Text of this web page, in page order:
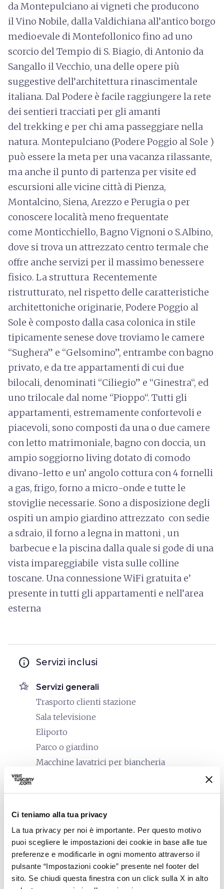
Ci teniamo alla tua privacy
La tua privacy per noi è importante. Per questo motivo
puoi scegliere le impostazioni dei cookie in base alle tue
preferenze e modificarle in ogni momento attraverso il
pulsante “Impostazioni cookie” presente nel footer del
sito. Se chiudi questa finestra con un click sulla X in alto
da Montepulciano ai vigneti che producono
il Vino Nobile, dalla Valdichiana all’antico borgo
medioevale di Montefollonico fino ad uno
scorcio del Tempio di S. Biagio, di Antonio da
Sangallo il Vecchio, una delle opere più
suggestive dell’architettura rinascimentale
italiana. Dal Podere è facile raggiungere la rete
dei sentieri tracciati per gli amanti
del trekking e per chi ama passeggiare nella
natura. Montepulciano (Podere Poggio al Sole )
può essere la meta per una vacanza rilassante,
ma anche il punto di partenza per visite ed
escursioni alle vicine città di Pienza,
Montalcino, Siena, Arezzo e Perugia o per
conoscere località meno frequentate
come Monticchiello, Bagno Vignoni o S.Albino,
dove si trova un attrezzato centro termale che
offre anche servizi per il massimo benessere
fisico. La struttura Recentemente
ristrutturato, nel rispetto delle caratteristiche
architettoniche originarie, Podere Poggio al
Sole è composto dalla casa colonica in stile
tipicamente senese dove troviamo le camere
“Sughera” e “Gelsomino”, entrambe con bagno
privato, e da tre appartamenti di cui due
bilocali, denominati “Ciliegio” e “Ginestra“, ed
uno trilocale dal nome “Pioppo“. Tutti gli
appartamenti, estremamente confortevoli e
piacevoli, sono composti da una o due camere
con letto matrimoniale, bagno con doccia, un
ampio soggiorno living dotato di comodo
divano-letto e un’ angolo cottura con 4 fornelli
a gas, frigo, forno a micro-onde e tutte le
stoviglie necessarie. Sono a disposizione degli
ospiti un ampio giardino attrezzato con sedie
a sdraio, il forno a legna in mattoni , un
barbecue e la piscina dalla quale si gode di una
vista impareggiabile vista sulle colline
toscane. Una connessione WiFi gratuita e’
presente in tutti gli appartamenti e nell’area
esterna
info Servizi inclusi
hotel_class Servizi generali
Trasporto clienti stazione
Sala televisione
Eliporto
Parco o giardino
Macchine lavatrici per biancheria
Accettazione gruppi
Accessibilità disabili
room_service Accoglienza
Servizio Fax